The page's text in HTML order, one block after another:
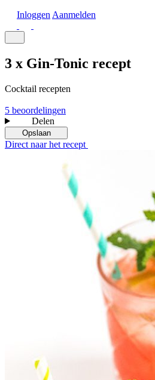
Inloggen Aanmelden
3 x Gin-Tonic recept
Cocktail recepten
5 beoordelingen
Delen
Opslaan
Direct naar het recept